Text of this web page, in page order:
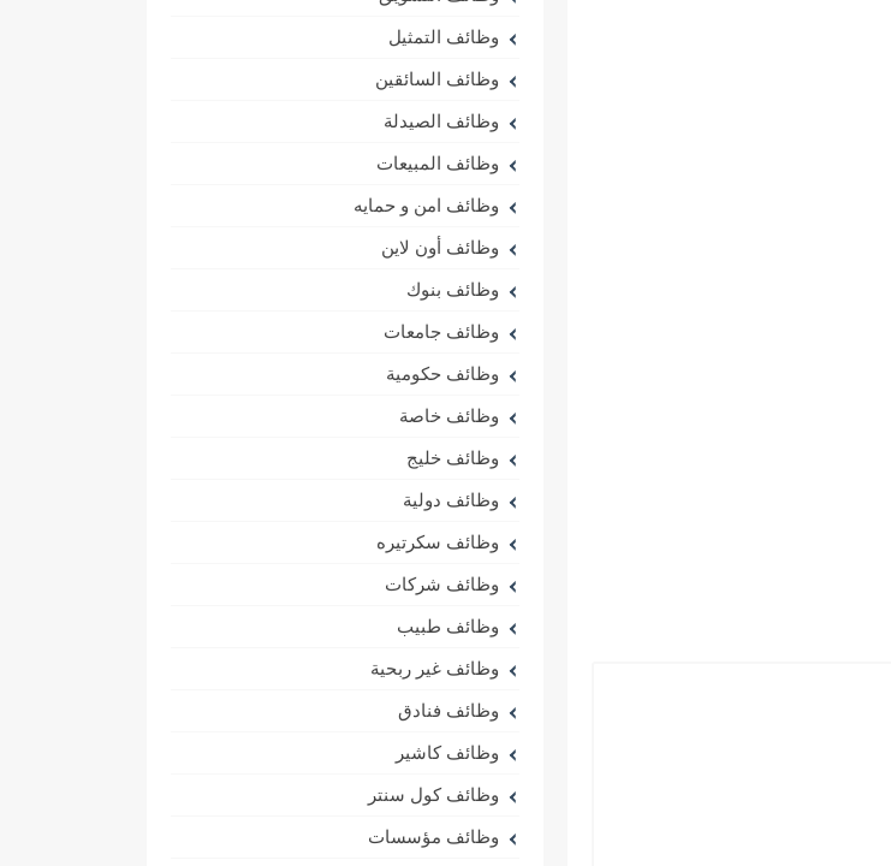
وظائف التمثيل
وظائف السائقين
وظائف الصيدلة
وظائف المبيعات
وظائف امن و حمايه
وظائف أون لاين
وظائف بنوك
وظائف جامعات
وظائف حكومية
وظائف خاصة
وظائف خليج
وظائف دولية
وظائف سكرتيره
وظائف شركات
وظائف طبيب
وظائف غير ربحية
وظائف فنادق
وظائف كاشير
وظائف كول سنتر
وظائف مؤسسات